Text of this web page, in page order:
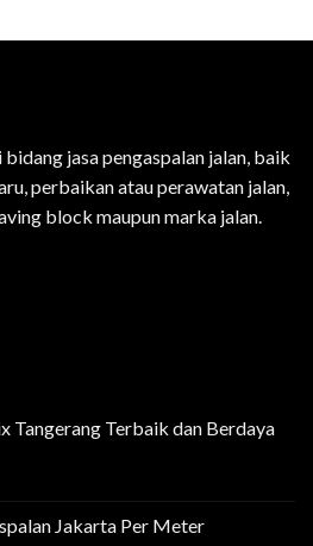
jasa pengaspalan jalan, baik
perbaikan atau perawatan jalan,
block maupun marka jalan.
Tangerang Terbaik dan Berdaya
Jakarta Per Meter